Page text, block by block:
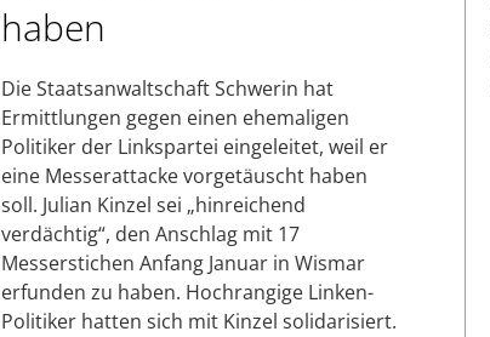
haben
Die Staatsanwaltschaft Schwerin hat
Ermittlungen gegen einen ehemaligen
Politiker der Linkspartei eingeleitet, weil er
eine Messerattacke vorgetäuscht haben
soll. Julian Kinzel sei „hinreichend
verdächtig“, den Anschlag mit 17
Messerstichen Anfang Januar in Wismar
erfunden zu haben. Hochrangige Linken-
Politiker hatten sich mit Kinzel solidarisiert.